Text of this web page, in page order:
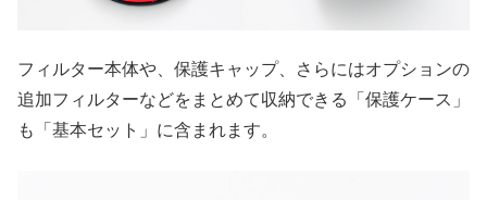
フィルター本体や、保護キャップ、さらにはオプションの
追加フィルターなどをまとめて収納できる「保護ケース」
も「基本セット」に含まれます。